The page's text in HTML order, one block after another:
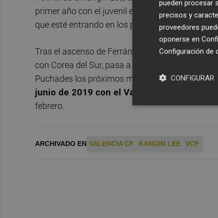
primer año con el juvenil en División de Honor,
que esté entrando en los planes deMiguel
Tras el ascenso de Ferrán Torres al primer
con Corea del Sur, pasa a ser uno de las
Puchades los próximos meses alternando con
junio de 2019 con el Valencia CF
febrero.
ARCHIVADO EN VALENCIA CF KANGIN LEE VCF
pueden procesar
precisos y
proveedores
oponerse en
Configuración de
CONFIGURAR